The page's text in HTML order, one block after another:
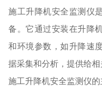
施工升降机安全监测仪
备。它通过安装在升降
和环境参数，如升降速
据采集和分析，提供给
施工升降机安全监测仪的